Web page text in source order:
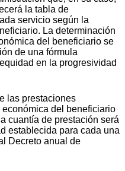
la tabla de
servicio según la
La determinación
del beneficiario se
de una fórmula
en la progresividad
las prestaciones
del beneficiario
cuantía de prestación será
establecida para cada una
Decreto anual de